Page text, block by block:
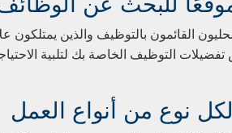
القائمون بالتوظيف والذين
التوظيف الخاصة بك لتلبية
نوع من أنواع العمل